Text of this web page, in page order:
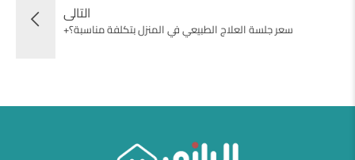
التالى
سعر جلسة العلاج الطبيعي في المنزل بتكلفة مناسبة؟+